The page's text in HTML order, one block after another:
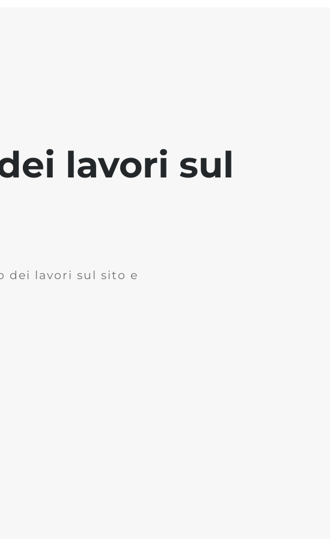
lavori sul
dei lavori sul sito e